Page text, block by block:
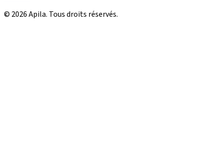
© 2026 Apila. Tous droits réservés.